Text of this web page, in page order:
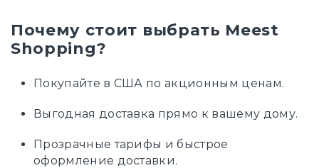
Почему стоит выбрать Meest
Shopping?
Покупайте в США по акционным ценам.
Выгодная доставка прямо к вашему дому.
Прозрачные тарифы и быстрое
оформление доставки.